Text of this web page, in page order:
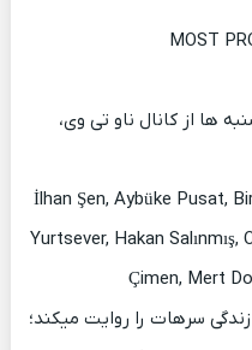
ها از کانال ناو تی وی،
İlhan Şen, Aybüke Pusat,
Yurtsever, Hakan
Çimen, Mert
سرهات را روایت میکند؛